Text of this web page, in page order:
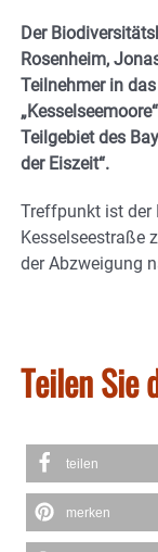
Der
Rosenheim,
Teilnehmer in
Teilgebiet des
der Eiszeit“.
Treffpunkt ist der
Kesselseestraße
der Abzweigung
Teilen Sie
teilen
merken